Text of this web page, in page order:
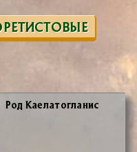
Род Ка­ела­то­гла­нис